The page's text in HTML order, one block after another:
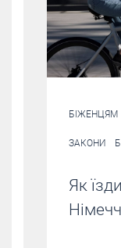
БІЖЕНЦЯМ
ЗАКОНИ
Як